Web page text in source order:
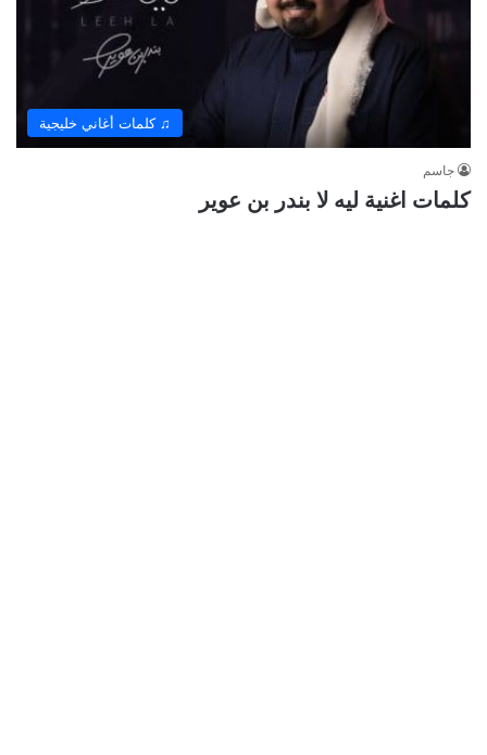
♫ كلمات أغاني خليجية
جاسم
كلمات اغنية ليه لا بندر بن عوير